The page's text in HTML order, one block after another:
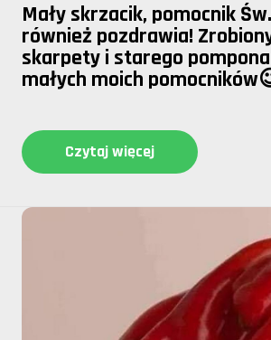
Mały skrzacik, pomocnik
również pozdrawia!
skarpety i starego
małych moich
Czytaj więcej